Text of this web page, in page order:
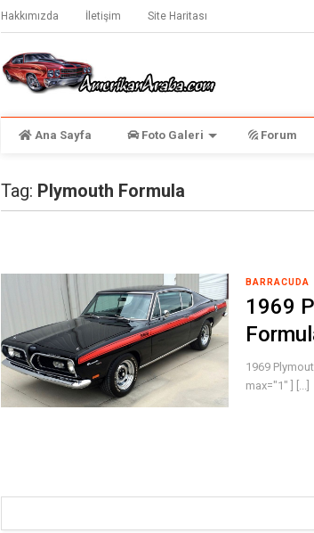
Hakkımızda İletişim Site Haritası
Ana Sayfa Foto Galeri Forum
Tag: Plymouth Formula
BARRACUDA
1969
1969
max="1" ] [...]